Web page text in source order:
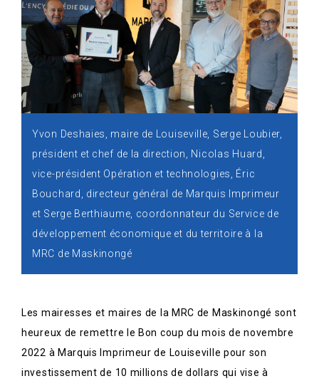
Yvon Deshaies, maire de Louiseville, Serge Loubier,
président et chef de la direction, Nicolas Huard,
vice-président Opération et technologies, Éric
Bouchard, directeur général de Marquis Imprimeur
et Serge Berthiaume, coordonnateur du Service de
développement économique et du territoire à la
MRC de Maskinongé
Les mairesses et maires de la MRC de Maskinongé sont
heureux de remettre le Bon coup du mois de novembre
2022 à Marquis Imprimeur de Louiseville pour son
investissement de 10 millions de dollars qui vise à